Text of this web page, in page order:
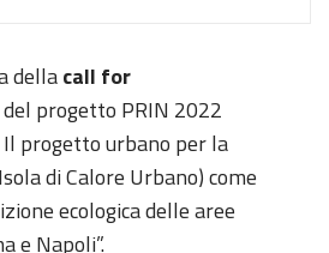
dellacall for
progetto PRIN 2022
Il progetto urbano per la
di Calore Urbano) come
ecologica delle aree
e Napoli”.